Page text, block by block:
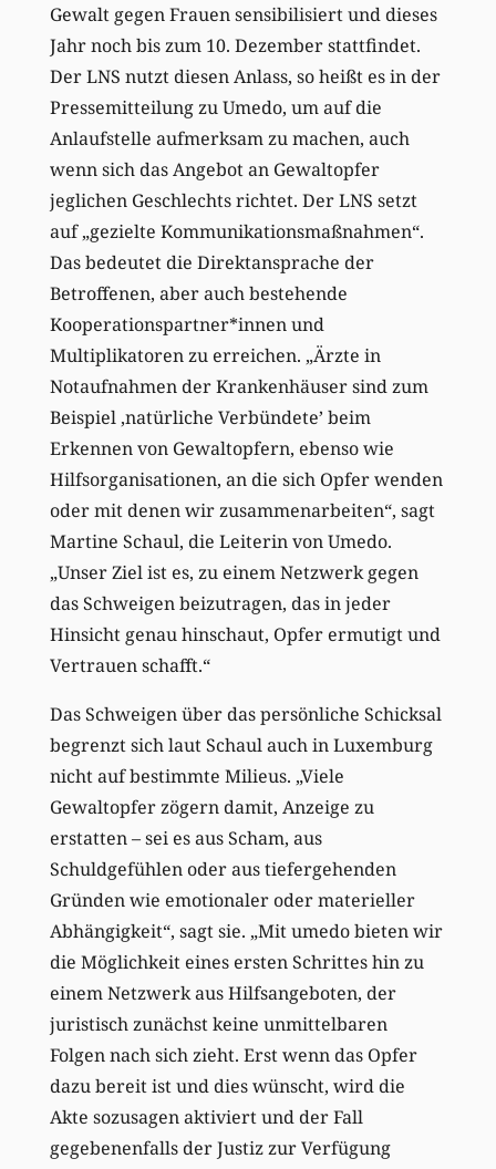
Gewalt gegen Frauen sensibilisiert und dieses
Jahr noch bis zum 10. Dezember stattfindet.
Der LNS nutzt diesen Anlass, so heißt es in der
Pressemitteilung zu Umedo, um auf die
Anlaufstelle aufmerksam zu machen, auch
wenn sich das Angebot an Gewaltopfer
jeglichen Geschlechts richtet. Der LNS setzt
auf „gezielte Kommunikationsmaßnahmen“.
Das bedeutet die Direktansprache der
Betroffenen, aber auch bestehende
Kooperationspartner*innen und
Multiplikatoren zu erreichen. „Ärzte in
Notaufnahmen der Krankenhäuser sind zum
Beispiel ‚natürliche Verbündete’ beim
Erkennen von Gewaltopfern, ebenso wie
Hilfsorganisationen, an die sich Opfer wenden
oder mit denen wir zusammenarbeiten“, sagt
Martine Schaul, die Leiterin von Umedo.
„Unser Ziel ist es, zu einem Netzwerk gegen
das Schweigen beizutragen, das in jeder
Hinsicht genau hinschaut, Opfer ermutigt und
Vertrauen schafft.“
Das Schweigen über das persönliche Schicksal
begrenzt sich laut Schaul auch in Luxemburg
nicht auf bestimmte Milieus. „Viele
Gewaltopfer zögern damit, Anzeige zu
erstatten – sei es aus Scham, aus
Schuldgefühlen oder aus tiefergehenden
Gründen wie emotionaler oder materieller
Abhängigkeit“, sagt sie. „Mit umedo bieten wir
die Möglichkeit eines ersten Schrittes hin zu
einem Netzwerk aus Hilfsangeboten, der
juristisch zunächst keine unmittelbaren
Folgen nach sich zieht. Erst wenn das Opfer
dazu bereit ist und dies wünscht, wird die
Akte sozusagen aktiviert und der Fall
gegebenenfalls der Justiz zur Verfügung